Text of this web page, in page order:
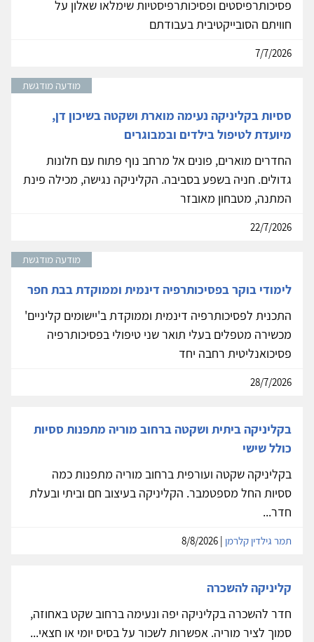
פסיכותרפיסטים ופסיכותרפיסטיות שימלאו שאלון על
חוויתם הסובייקטיבית בעבודתם
7/7/2026
מודעה מודגשת
ססיות בקליניקה נעימה מוארת ושקטה בשיכון דן,
מיועדת לטיפול בילדים ובמבוגרים
החדרים מוארים, פונים אל מרחב נוף פתוח עם חלונות
גדולים. חניה בשפע בסביבה. הקליניקה נגישה, מכילה פינת
המתנה, מטבחון מאובזר
22/7/2026
מודעה מודגשת
לימודי בוקר בפסיכותרפיה דינמית וממוקדת בבת חפר
התכנית לפסיכותרפיה דינמית וממוקדת ב'יישומים קליניים'
מכשירה מטפלים בעלי תואר שני טיפולי בפסיכותרפיה
פסיכואנליטית רחבה יחד
28/7/2026
בקליניקה ביתית ושקטה ברחוב מוריה מתפנות ססיות
כולל שישי
בקליניקה שקטה ועורפית ברחוב מוריה מתפנות כמה
ססיות החל מספטמבר. הקליניקה בעיצוב חם וביתי ובעלת
חדר...
תמר גילדין קלרמן
קליניקה להשכרה
חדר להשכרה בקליניקה יפה ונעימה ברחוב שקט באחוזה,
סמוך לציר מוריה. אפשרות לשכור על בסיס יומי או חצאי...